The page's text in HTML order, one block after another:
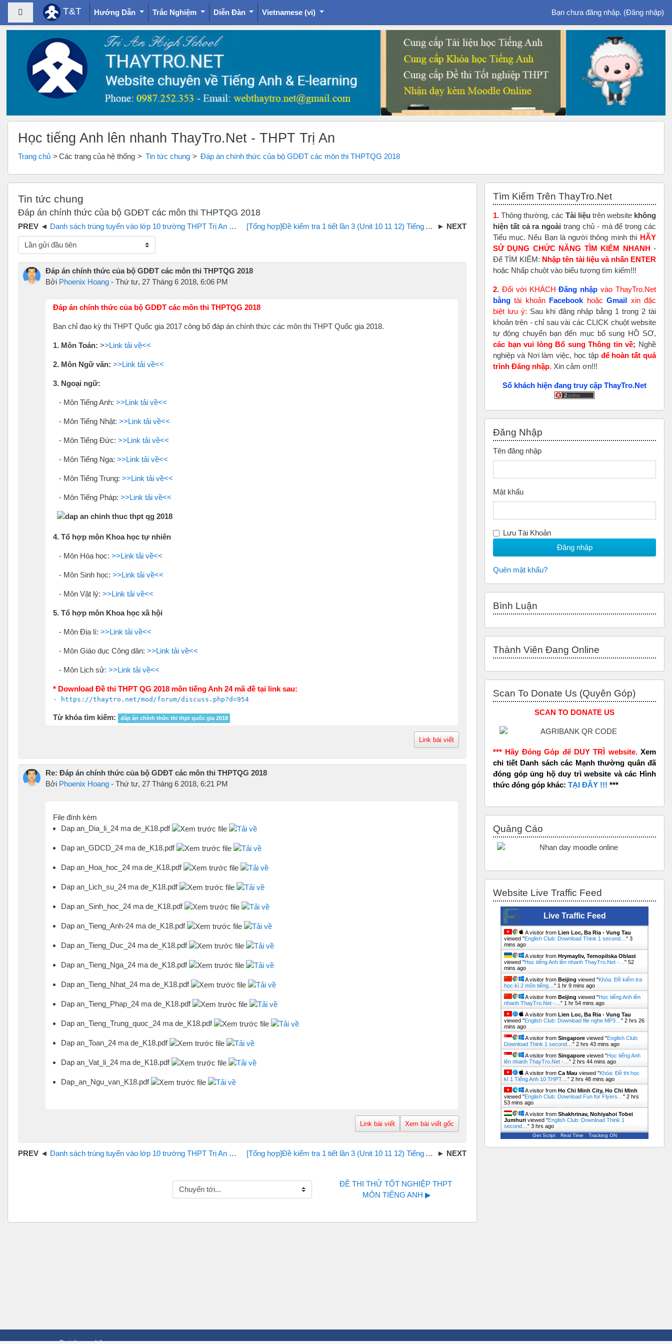
Chuyển tới nội dung chính
Bảng điều khiển cạnh
T&T Hướng Dẫn Trắc Nghiệm Diễn Đàn Vietnamese ‎(vi)‎ Bạn chưa đăng nhập. (Đăng nhập)
Học tiếng Anh lên nhanh ThayTro.Net - THPT Trị An
Trang chủ Các trang của hệ thống Tin tức chung Đáp án chính thức của bộ GDĐT các môn thi THPTQG 2018
Tin tức chung
Đáp án chính thức của bộ GDĐT các môn thi THPTQG 2018
Danh sách trúng tuyển vào lớp 10 trường THPT Trị An năm học 2018 - 2019 [Tổng hợp]Đề kiểm tra 1 tiết lần 3 (Unit 10 11 12) Tiếng Anh 12 trường THPT Trị An
độ hiển thị
Đáp án chính thức của bộ GDĐT các môn thi THPTQG 2018
Bởi Phoenix Hoang - Thứ tư, 27 Tháng 6 2018, 6:06 PM
Đáp án chính thức của bộ GDĐT các môn thi THPTQG 2018
Ban chỉ đạo kỳ thi THPT Quốc gia 2017 công bố đáp án chính thức các môn thi THPT Quốc gia 2018.
1. Môn Toán: >>Link tải về<<
2. Môn Ngữ văn: >>Link tải về<<
3. Ngoại ngữ:
- Môn Tiếng Anh: >>Link tải về<<
- Môn Tiếng Nhật: >>Link tải về<<
- Môn Tiếng Đức: >>Link tải về<<
- Môn Tiếng Nga: >>Link tải về<<
- Môn Tiếng Trung: >>Link tải về<<
- Môn Tiếng Pháp: >>Link tải về<<
4. ​​​​Tổ hợp môn Khoa học tự nhiên
- Môn Hóa học: >>Link tải về<<
- Môn Sinh học: >>Link tải về<<
- Môn Vật lý: >>Link tải về<<
5. ​​​​Tổ hợp môn Khoa học xã hội
- Môn Địa lí: >>Link tải về<<
- Môn Giáo dục Công dân: >>Link tải về<<
- Môn Lịch sử: >>Link tải về<<
* Download Đề thi THPT QG 2018 môn tiếng Anh 24 mã đề tại link sau:
- https://thaytro.net/mod/forum/discuss.php?d=954
Từ khóa tìm kiếm: đáp án chính thức thi thpt quốc gia 2018
Link bài viết
Re: Đáp án chính thức của bộ GDĐT các môn thi THPTQG 2018
Bởi Phoenix Hoang - Thứ tư, 27 Tháng 6 2018, 6:21 PM
File đính kèm
Dap an_Dia_li_24 ma de_K18.pdf
Dap an_GDCD_24 ma de_K18.pdf
Dap an_Hoa_hoc_24 ma de_K18.pdf
Dap an_Lich_su_24 ma de_K18.pdf
Dap an_Sinh_hoc_24 ma de_K18.pdf
Dap an_Tieng_Anh-24 ma de_K18.pdf
Dap an_Tieng_Duc_24 ma de_K18.pdf
Dap an_Tieng_Nga_24 ma de_K18.pdf
Dap an_Tieng_Nhat_24 ma de_K18.pdf
Dap an_Tieng_Phap_24 ma de_K18.pdf
Dap an_Tieng_Trung_quoc_24 ma de_K18.pdf
Dap an_Toan_24 ma de_K18.pdf
Dap an_Vat_li_24 ma de_K18.pdf
Dap_an_Ngu_van_K18.pdf
Link bài viết Xem bài viết gốc
Danh sách trúng tuyển vào lớp 10 trường THPT Trị An năm học 2018 - 2019 [Tổng hợp]Đề kiểm tra 1 tiết lần 3 (Unit 10 11 12) Tiếng Anh 12 trường THPT Trị An
Chuyển tới...
ĐỀ THI THỬ TỐT NGHIỆP THPT
MÔN TIẾNG ANH ▶︎
Tìm Kiếm Trên ThayTro.Net
1. Thông thường, các Tài liệu trên website không
hiện tất cả ra ngoài trang chủ - mà để trong các
Tiểu mục. Nếu Bạn là người thông minh thì HÃY
SỬ DỤNG CHỨC NĂNG TÌM KIẾM NHANH -
Để TÌM KIẾM: Nhập tên tài liệu và nhấn ENTER
hoặc Nhấp chuột vào biểu tượng tìm kiếm!!!
2. Đối với KHÁCHĐăng nhập vào ThayTro.Net
bằng tài khoản Facebook hoặcGmail xin đặc
biệt lưu ý: Sau khi đăng nhập bằng 1 trong 2 tài
khoản trên - chỉ sau vài các CLICK chuột website
tự động chuyển bạn đến mục bổ sung HỒ SƠ,
các bạn vui lòng Bổ sung Thông tin về; Nghề
nghiệp và Nơi làm việc, học tập để hoàn tấtquá
trình Đăng nhập. Xin cảm ơn!!!
Số khách hiện đang truy cập ThayTro.Net
Đăng Nhập
Tên đăng nhập
Mật khẩu
Lưu Tài Khoản
Quên mật khẩu?
Bình Luận
Thành Viên Đang Online
Scan To Donate Us (Quyên Góp)
SCAN TO DONATE US
*** Hãy Đóng Góp để DUY TRÌ website. Xem
chi tiết Danh sách các Mạnh thường quân đã
đóng góp ủng hộ duy trì website và các Hình
thức đóng góp khác: TẠI ĐÂY !!! ***
Quảng Cáo
Website Live Traffic Feed
Live Traffic Feed
A visitor from Lien Loc, Ba Ria - Vung Tau
viewed "English Club: Download Think 1 second… " 3
mins ago
A visitor from Hrymayliv, Ternopilska Oblast
viewed "Học tiếng Anh lên nhanh ThayTro.Net -… " 52
mins ago
A visitor from Beijing viewed "Khóa: Đề kiểm tra
học kì 2 môn tiếng… " 1 hr 9 mins ago
A visitor from Beijing viewed "Học tiếng Anh lên
nhanh ThayTro.Net -… " 1 hr 54 mins ago
A visitor from Lien Loc, Ba Ria - Vung Tau
viewed "English Club: Download file nghe MP3… " 2 hrs 26
mins ago
A visitor from Singapore viewed "English Club:
Download Think 1 second… " 2 hrs 43 mins ago
A visitor from Singapore viewed "Học tiếng Anh
lên nhanh ThayTro.Net -… " 2 hrs 44 mins ago
A visitor from Ca Mau viewed "Khóa: Đề thi học
kì 1 Tiếng Anh 10 THPT… " 2 hrs 48 mins ago
A visitor from Ho Chi Minh City, Ho Chi Minh
viewed "English Club: Download Fun for Flyers… " 2 hrs
53 mins ago
A visitor from Shakhrinav, Nohiyahoi Tobei
Jumhuri viewed "English Club: Download Think 1
second… " 3 hrs ago
Get Script Real Time Tracking ON